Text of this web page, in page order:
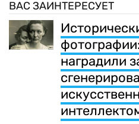
ВАС ЗАИНТЕРЕСУЕТ
наградили